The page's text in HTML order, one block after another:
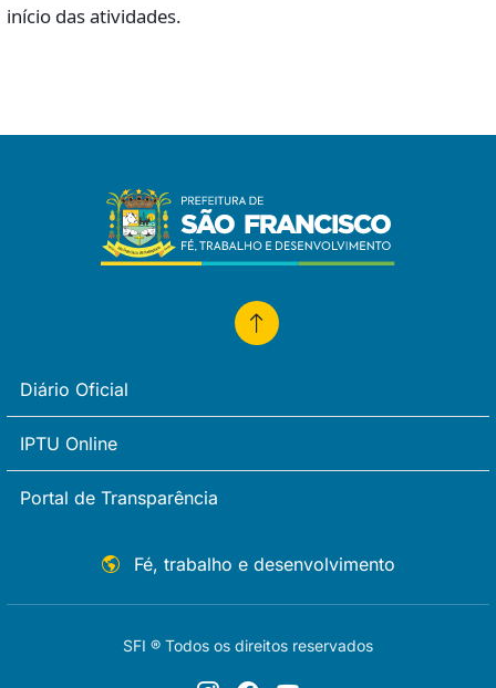
início das atividades.
Diário Oficial
IPTU Online
Portal de Transparência
Fé, trabalho e desenvolvimento
SFI ® Todos os direitos reservados